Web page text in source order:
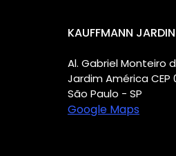
KAUFFMANN
Al. Gabriel Monteiro
Jardim América CEP
São Paulo - SP
Google Maps